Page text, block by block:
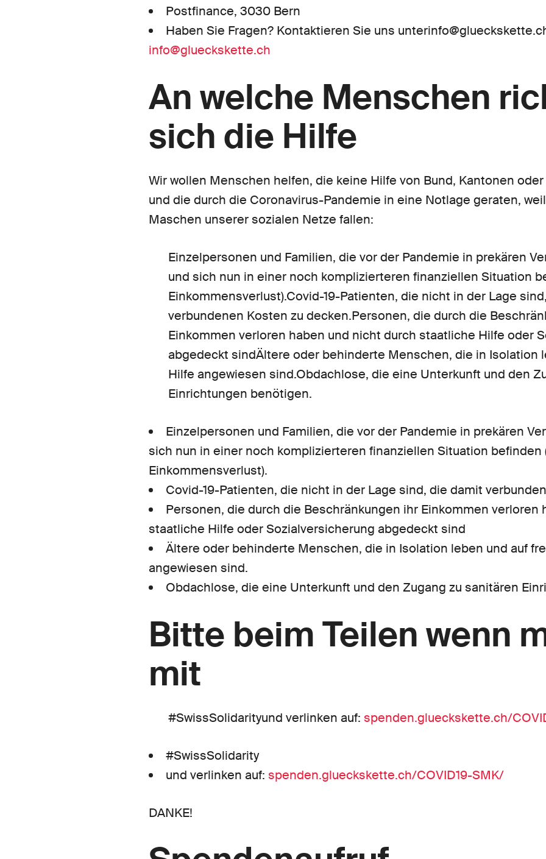
Postfinance, 3030 Bern
Haben Sie Fragen? Kontaktieren Sie uns
info@glueckskette.ch
An welche Menschen
sich die Hilfe
Wir wollen Menschen helfen, die keine Hilfe von Bund, Kantonen
und die durch die Coronavirus-Pandemie in eine Notlage geraten,
Maschen unserer sozialen Netze fallen:
Einzelpersonen und Familien, die vor der Pandemie in prekären
und sich nun in einer noch komplizierteren finanziellen Situation
Einkommensverlust).Covid-19-Patienten, die nicht in der Lage
verbundenen Kosten zu decken.Personen, die durch die
Einkommen verloren haben und nicht durch staatliche Hilfe oder
abgedeckt sindÄltere oder behinderte Menschen, die in Isolation
Hilfe angewiesen sind.Obdachlose, die eine Unterkunft und den
Einrichtungen benötigen.
Einzelpersonen und Familien, die vor der Pandemie in prekären
sich nun in einer noch komplizierteren finanziellen Situation befinden
Einkommensverlust).
Covid-19-Patienten, die nicht in der Lage sind, die damit
Personen, die durch die Beschränkungen ihr Einkommen verloren
staatliche Hilfe oder Sozialversicherung abgedeckt sind
Ältere oder behinderte Menschen, die in Isolation leben und auf
angewiesen sind.
Obdachlose, die eine Unterkunft und den Zugang zu sanitären
Bitte beim Teilen wenn
mit
#SwissSolidarityund verlinken auf: spenden.glueckskette.ch/
#SwissSolidarity
und verlinken auf: spenden.glueckskette.ch/COVID19-SMK/
DANKE!